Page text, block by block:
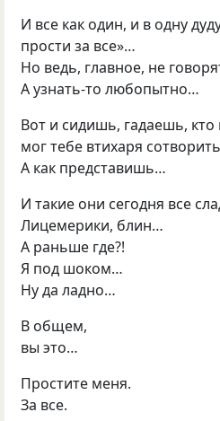
И все как один, и в одну
прости за все»…
Но ведь, главное, не
А узнать-то любопытно…
Вот и сидишь, гадаешь, кто
мог тебе втихаря
А как представишь…
И такие они сегодня все
Лицемерики, блин…
А раньше где?!
Я под шоком…
Ну да ладно…
В общем,
вы это…
Простите меня.
За все.